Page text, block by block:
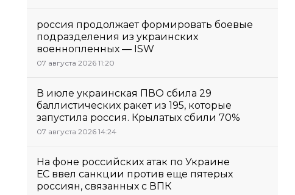
россия продолжает формировать боевые
подразделения из украинских
военнопленных — ISW
07 августа 2026 11:20
В июле украинская ПВО сбила 29
баллистических ракет из 195, которые
запустила россия. Крылатых сбили 70%
07 августа 2026 14:24
На фоне российских атак по Украине
ЕС ввел санкции против еще пятерых
россиян, связанных с ВПК